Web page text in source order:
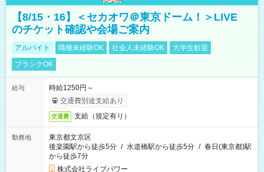
【8/15・16】＜セカオワ＠東京ドーム！＞LIVE
のチケット確認や会場ご案内
アルバイト 職種未経験OK 社会人未経験OK
大学生歓迎
ブランクOK
給与
時給1250円～
交通費別途支給あり
交通費 支給（規定有り）
勤務地
東京都文京区
後楽園駅から徒歩5分 / 水道橋駅から徒歩5分 / 春日(東京都)駅
から徒歩7分
株式会社ライブパワー